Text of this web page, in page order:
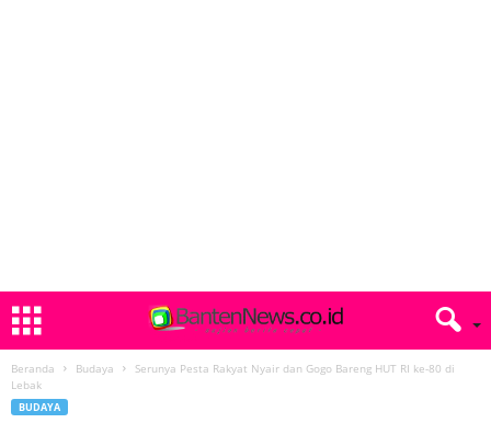
Beranda Budaya
Serunya Pesta Rakyat Nyair dan Gogo Bareng HUT RI ke-80 di
Lebak
BUDAYA